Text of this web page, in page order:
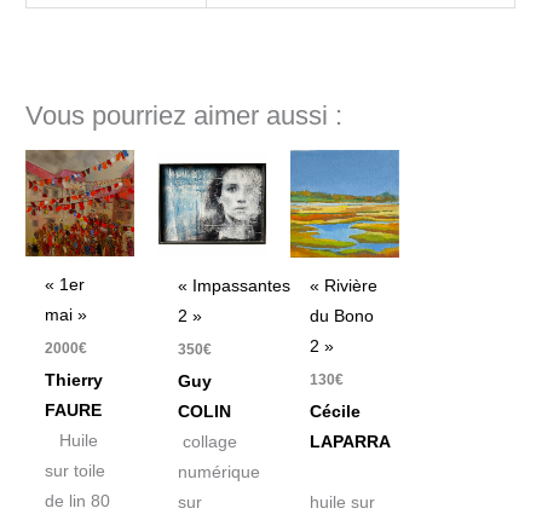
Vous pourriez aimer aussi :
« 1er
mai »
2000€
Thierry
FAURE
Huile
sur toile
de lin 80
« Impassantes
2 »
350€
Guy
COLIN
collage
numérique
sur
« Rivière
du Bono
2 »
130€
Cécile
LAPARRA
huile sur